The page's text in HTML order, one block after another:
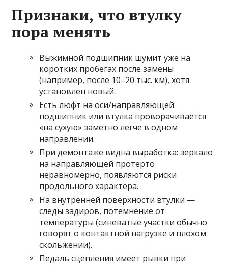
Признаки, что втулку
пора менять
Выжимной подшипник шумит уже на
коротких пробегах после замены
(например, после 10–20 тыс. км), хотя
установлен новый.
Есть люфт на оси/направляющей:
подшипник или втулка проворачивается
«на сухую» заметно легче в одном
направлении.
При демонтаже видна выработка: зеркало
на направляющей протерто
неравномерно, появляются риски
продольного характера.
На внутренней поверхности втулки —
следы задиров, потемнение от
температуры (синеватые участки обычно
говорят о контактной нагрузке и плохом
скольжении).
Педаль сцепления имеет рывки при